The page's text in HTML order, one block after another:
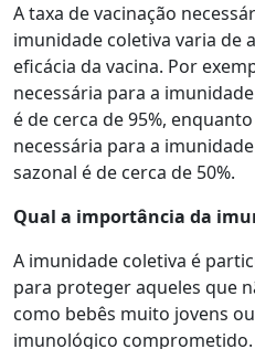
A taxa de vacinação
imunidade coletiva varia de
eficácia da vacina. Por
necessária para a
é de cerca de 95%,
necessária para a
sazonal é de cerca de 50%.
Qual a importância da
A imunidade coletiva é
para proteger aqueles que
como bebês muito jovens
imunológico comprometido.